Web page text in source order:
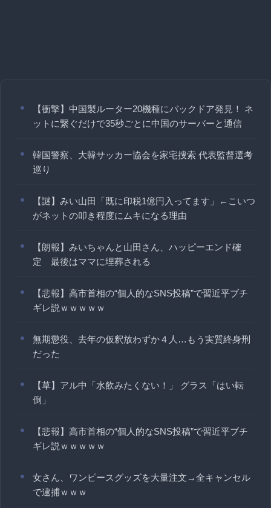
【衝撃】中国製ルーター20機種にバックドア発見！ ネ
ットに繋ぐだけで35秒ごとに中国のサーバーと通信
韓国警察、大韓サッカー協会を家宅捜索 代表監督選考
巡り
【謎】みい山田「既に印税1億円入ってます」←こいつ
がネットの叩き程度にムキになる理由
【朗報】みいちゃんと山田さん、ハッピーエンド確
定 最後はママに埋葬される
【悲報】高市首相の“個人的なSNS投稿”で習近平ブチ
ギレ説ｗｗｗｗｗ
無期懲役、去年の仮釈放わずか４人…もう実質終身刑
だった
【草】アル中「水飲みたくない！」 グラス「はい転
倒」
【悲報】高市首相の“個人的なSNS投稿”で習近平ブチ
ギレ説ｗｗｗｗｗ
女さん、ワンピースグッズを大量注文→全キャンセル
で逮捕ｗｗｗ